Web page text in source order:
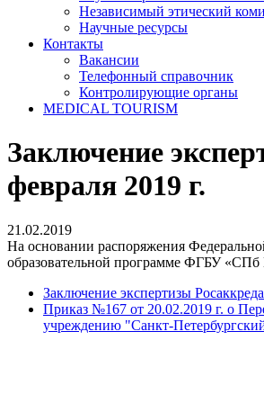
Независимый этический
Научные ресурсы
Контакты
Вакансии
Телефонный справочник
Контролирующие органы
MEDICAL TOURISM
Заключение
февраля 2019 г.
21.02.2019
На основании распоряжения
образовательной программе ФГБУ
Заключение экспертизы
Приказ №167 от 20.02.2019 г. о
учреждению "Санкт-